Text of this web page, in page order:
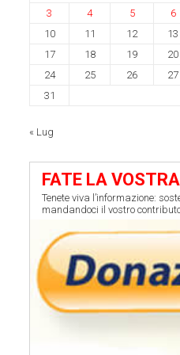
3
4 5 6
10
11 12 13
17
18 19 20
24
25 26 27
31
« Lug
FATE LA
Tenete viva l’informazione:
mandandoci il vostro